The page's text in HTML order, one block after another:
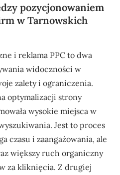
pozycjonowaniem
w Tarnowskich
i reklama PPC to dwa
widoczności w
zalety i ograniczenia.
optymalizacji strony
wysokie miejsca w
Jest to proces
czasu i zaangażowania, ale
większy ruch organiczny
za kliknięcia. Z drugiej